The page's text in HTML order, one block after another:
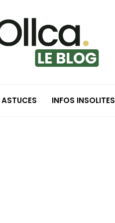
ASTUCES INFOS INSOLITES